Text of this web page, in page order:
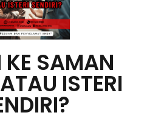
KE SAMAN
ISTERI